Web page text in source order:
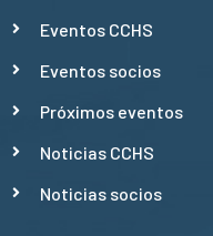
Eventos CCHS
Eventos socios
Próximos eventos
Noticias CCHS
Noticias socios